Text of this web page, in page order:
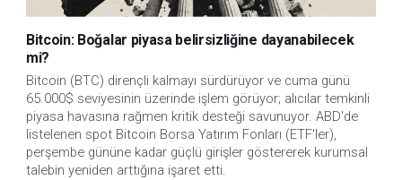
Bitcoin: Boğalar piyasa belirsizliğine dayanabilecek
mi?
Bitcoin (BTC) dirençli kalmayı sürdürüyor ve cuma günü
65.000$ seviyesinin üzerinde işlem görüyor; alıcılar temkinli
piyasa havasına rağmen kritik desteği savunuyor. ABD'de
listelenen spot Bitcoin Borsa Yatırım Fonları (ETF'ler),
perşembe gününe kadar güçlü girişler göstererek kurumsal
talebin yeniden arttığına işaret etti.